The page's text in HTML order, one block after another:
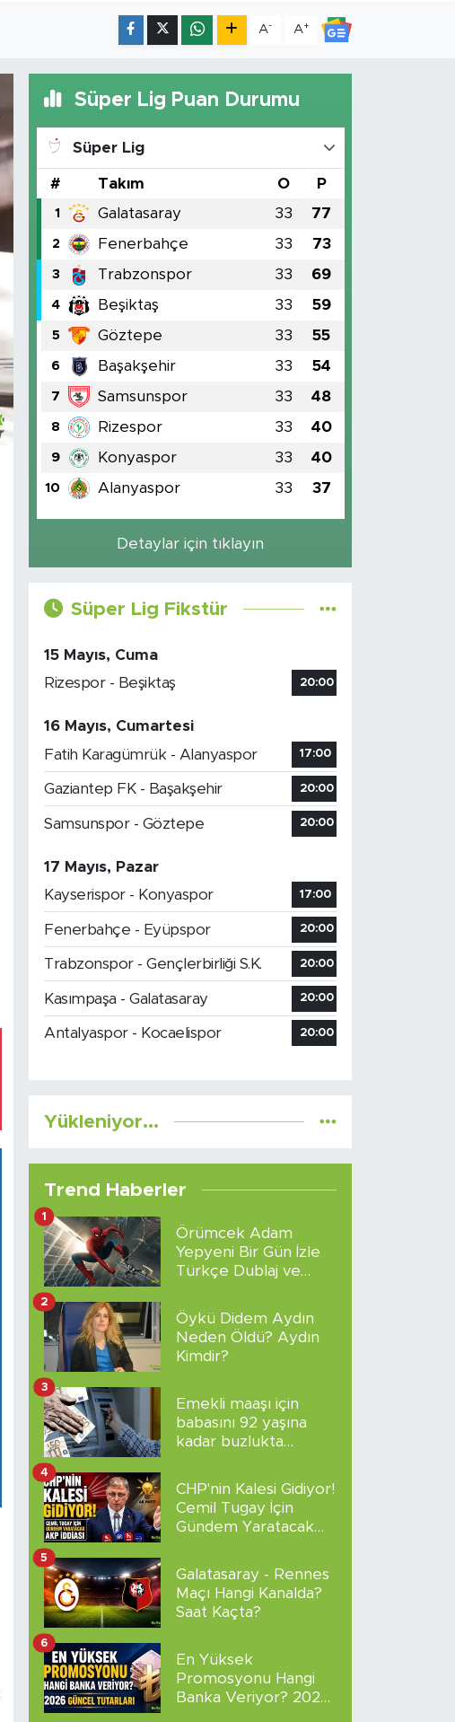
A- A+
Süper Lig Puan Durumu
Süper Lig
# Takım O P
1 Galatasaray 33 77
2 Fenerbahçe 33 73
3 Trabzonspor 33 69
4 Beşiktaş 33 59
5 Göztepe 33 55
6 Başakşehir 33 54
7 Samsunspor 33 48
8 Rizespor 33 40
9 Konyaspor 33 40
10 Alanyaspor 33 37
Detaylar için tıklayın
Süper Lig Fikstür
15 Mayıs, Cuma
Rizespor - Beşiktaş
20:00
16 Mayıs, Cumartesi
Fatih Karagümrük - Alanyaspor
17:00
Gaziantep FK - Başakşehir 20:00
Samsunspor - Göztepe 20:00
17 Mayıs, Pazar
Kayserispor - Konyaspor
17:00
Fenerbahçe - Eyüpspor 20:00
Trabzonspor - Gençlerbirliği S.K. 20:00
Kasımpaşa - Galatasaray 20:00
Antalyaspor - Kocaelispor 20:00
Yükleniyor...
Trend Haberler
Örümcek Adam
Yepyeni Bir Gün İzle
Türkçe Dublaj ve
1
Öykü Didem Aydın
Neden Öldü? Aydın
Kimdir?
2
Emekli maaşı için
babasını 92 yaşına
kadar buzlukta
3
CHP'nin Kalesi Gidiyor!
Cemil Tugay İçin
Gündem Yaratacak
4
Galatasaray - Rennes
Maçı Hangi Kanalda?
Saat Kaçta?
5
En Yüksek
Promosyonu Hangi
Banka Veriyor? 2026
6